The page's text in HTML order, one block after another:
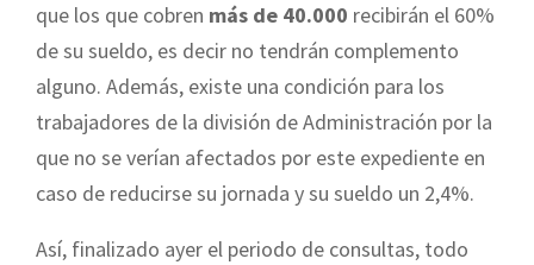
que los que cobren más de 40.000 recibirán el 60%
de su sueldo, es decir no tendrán complemento
alguno. Además, existe una condición para los
trabajadores de la división de Administración por la
que no se verían afectados por este expediente en
caso de reducirse su jornada y su sueldo un 2,4%.
Así, finalizado ayer el periodo de consultas, todo